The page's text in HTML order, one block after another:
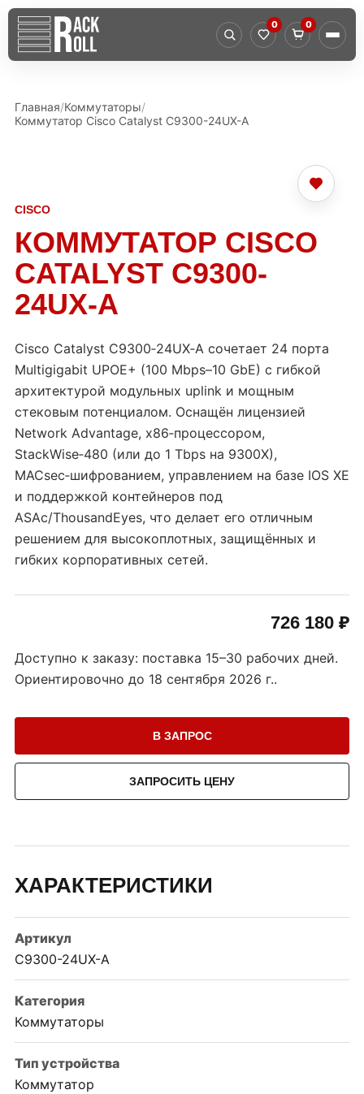
0 0
Главная Коммутаторы
Коммутатор Cisco Catalyst C9300-24UX-A
CISCO
КОММУТАТОР CISCO
CATALYST C9300-
24UX-A
Cisco Catalyst C9300‑24UX‑A сочетает 24 порта
Multigigabit UPOE+ (100 Mbps–10 GbE) с гибкой
архитектурой модульных uplink и мощным
стековым потенциалом. Оснащён лицензией
Network Advantage, x86‑процессором,
StackWise‑480 (или до 1 Tbps на 9300X),
MACsec‑шифрованием, управлением на базе IOS XE
и поддержкой контейнеров под
ASAc/ThousandEyes, что делает его отличным
решением для высокоплотных, защищённых и
гибких корпоративных сетей.
726 180 ₽
Доступно к заказу: поставка 15–30 рабочих дней.
Ориентировочно до 18 сентября 2026 г..
В ЗАПРОС
ЗАПРОСИТЬ ЦЕНУ
ХАРАКТЕРИСТИКИ
Артикул
C9300-24UX-A
Категория
Коммутаторы
Тип устройства
Коммутатор